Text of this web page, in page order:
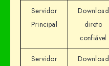
Servidor
Principal
Download
direto
confiável
Servidor
Download